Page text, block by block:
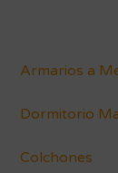
Armarios a
Dormitorio
Colchones